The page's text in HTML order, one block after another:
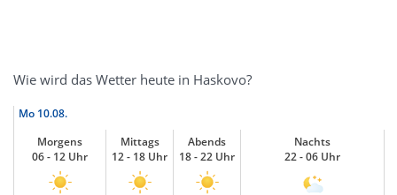
Wie wird das Wetter heute in Haskovo?
Mo 10.08.
Morgens
06 - 12 Uhr
Mittags
12 - 18 Uhr
Abends
18 - 22 Uhr
Nachts
22 - 06 Uhr